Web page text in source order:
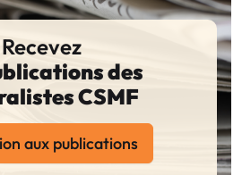
Recevez
des
CSMF
aux publications